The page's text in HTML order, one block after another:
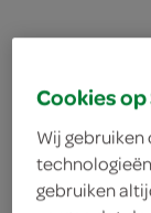
Cookies
Wij
gebruiken